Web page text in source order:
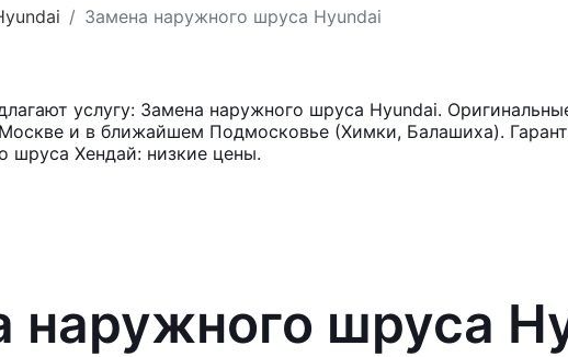
Замена наружного шруса Hyundai
услугу: Замена наружного шруса Hyundai.
и в ближайшем Подмосковье (Химки, Балашиха).
шруса Хендай: низкие цены.
наружного шруса